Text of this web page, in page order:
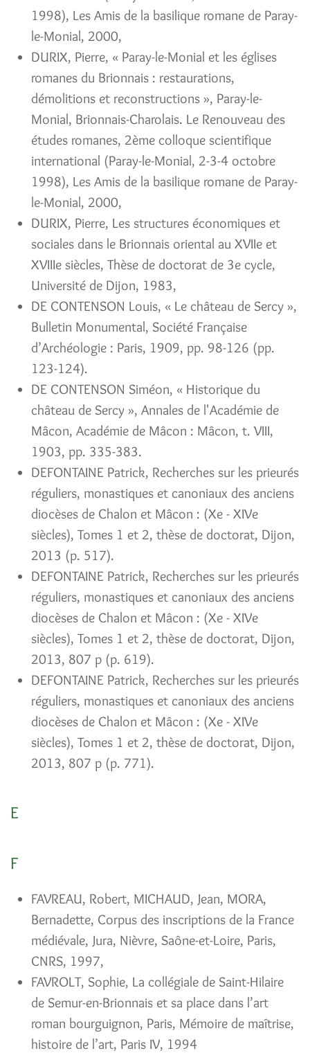
1998), Les Amis de la basilique romane de Paray-
le-Monial, 2000,
DURIX, Pierre, « Paray-le-Monial et les églises
romanes du Brionnais : restaurations,
démolitions et reconstructions », Paray-le-
Monial, Brionnais-Charolais. Le Renouveau des
études romanes, 2ème colloque scientifique
international (Paray-le-Monial, 2-3-4 octobre
1998), Les Amis de la basilique romane de Paray-
le-Monial, 2000,
DURIX, Pierre, Les structures économiques et
sociales dans le Brionnais oriental au XVIIe et
XVIIIe siècles, Thèse de doctorat de 3e cycle,
Université de Dijon, 1983,
DE CONTENSON Louis, « Le château de Sercy »,
Bulletin Monumental, Société Française
d’Archéologie : Paris, 1909, pp. 98-126 (pp.
123-124).
DE CONTENSON Siméon, « Historique du
château de Sercy », Annales de l'Académie de
Mâcon, Académie de Mâcon : Mâcon, t. VIII,
1903, pp. 335-383.
DEFONTAINE Patrick, Recherches sur les prieurés
réguliers, monastiques et canoniaux des anciens
diocèses de Chalon et Mâcon : (Xe - XIVe
siècles), Tomes 1 et 2, thèse de doctorat, Dijon,
2013 (p. 517).
DEFONTAINE Patrick, Recherches sur les prieurés
réguliers, monastiques et canoniaux des anciens
diocèses de Chalon et Mâcon : (Xe - XIVe
siècles), Tomes 1 et 2, thèse de doctorat, Dijon,
2013, 807 p (p. 619).
DEFONTAINE Patrick, Recherches sur les prieurés
réguliers, monastiques et canoniaux des anciens
diocèses de Chalon et Mâcon : (Xe - XIVe
siècles), Tomes 1 et 2, thèse de doctorat, Dijon,
2013, 807 p (p. 771).
E
F
FAVREAU, Robert, MICHAUD, Jean, MORA,
Bernadette, Corpus des inscriptions de la France
médiévale, Jura, Nièvre, Saône-et-Loire, Paris,
CNRS, 1997,
FAVROLT, Sophie, La collégiale de Saint-Hilaire
de Semur-en-Brionnais et sa place dans l’art
roman bourguignon, Paris, Mémoire de maîtrise,
histoire de l’art, Paris IV, 1994